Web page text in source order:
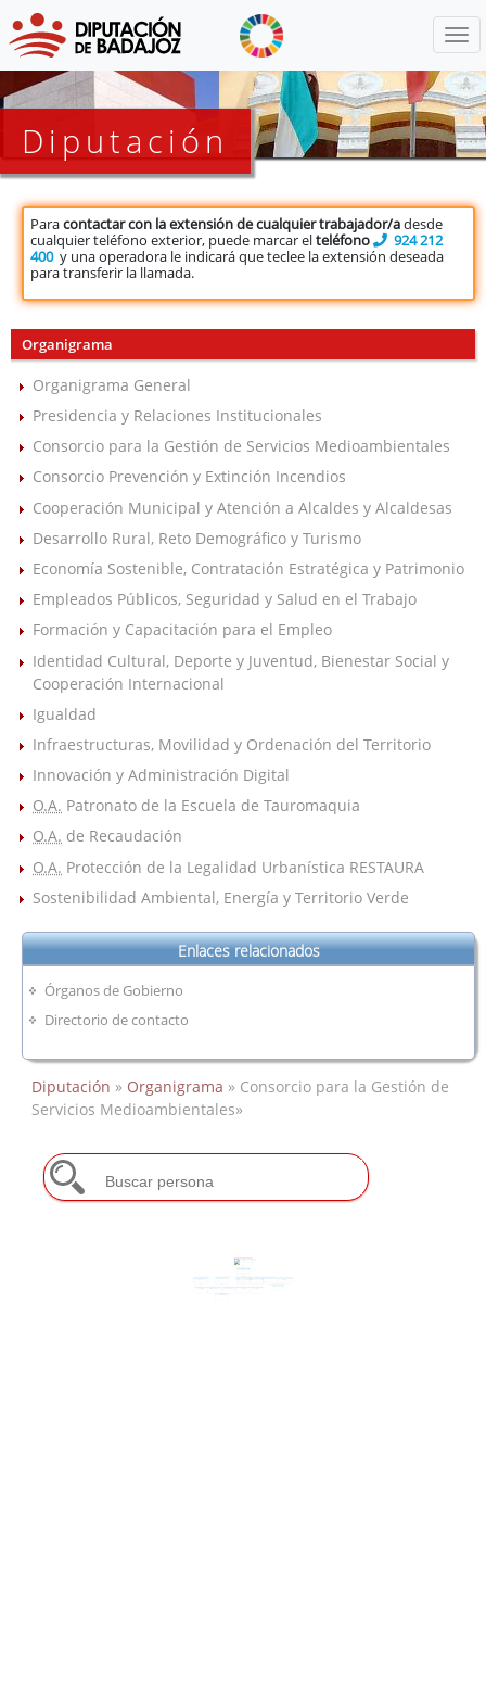
Diputación
Paracontactar con la extensión de cualquier trabajador/adesde
cualquier teléfono exterior, puede marcar elteléfono
924 212
400y una operadora le indicará que teclee la extensión deseada
para transferir la llamada.
Organigrama
Organigrama General
Presidencia y Relaciones Institucionales
Consorcio para la Gestión de Servicios Medioambientales
Consorcio Prevención y Extinción Incendios
Cooperación Municipal y Atención a Alcaldes y Alcaldesas
Desarrollo Rural, Reto Demográfico y Turismo
Economía Sostenible, Contratación Estratégica y Patrimonio
Empleados Públicos, Seguridad y Salud en el Trabajo
Formación y Capacitación para el Empleo
Identidad Cultural, Deporte y Juventud, Bienestar Social y
Cooperación Internacional
Igualdad
Infraestructuras, Movilidad y Ordenación del Territorio
Innovación y Administración Digital
O.A. Patronato de la Escuela de Tauromaquia
O.A. de Recaudación
O.A. Protección de la Legalidad Urbanística RESTAURA
Sostenibilidad Ambiental, Energía y Territorio Verde
Enlaces relacionados
Órganos de Gobierno
Directorio de contacto
Diputación » Organigrama » Consorcio para la Gestión de
Servicios Medioambientales»
Gestión Administrativa y Asuntos Técnico Superior Especializado
Control Interno y Contabilidad
Comunicación y Planificación
Estratégica
Gestión de Residuos
Servicios Básicos
Ciclo Integral del Agua
Jurídico y Régimen Interior